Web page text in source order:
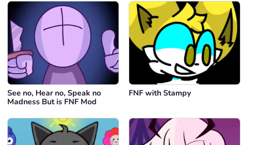
See no, Hear no, Speak no
Madness But is FNF Mod
FNF with Stampy